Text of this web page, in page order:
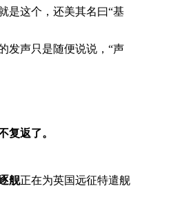
这个，还美其名曰“基
声只是随便说说，“声
复返了。
舰正在为英国远征特遣舰